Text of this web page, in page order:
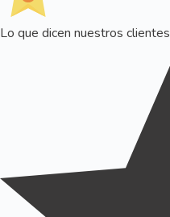
Lo que dicen nuestros clientes